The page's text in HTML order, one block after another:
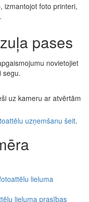
izmantojot foto printeri,
pases
novietojiet
segu.
uz kameru ar atvērtām
uzņemšanu šeit.
lieluma
lieluma prasības